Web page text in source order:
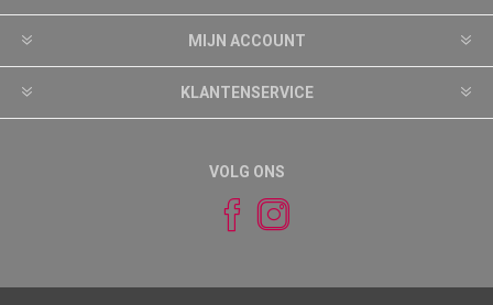
MIJN ACCOUNT
KLANTENSERVICE
VOLG ONS